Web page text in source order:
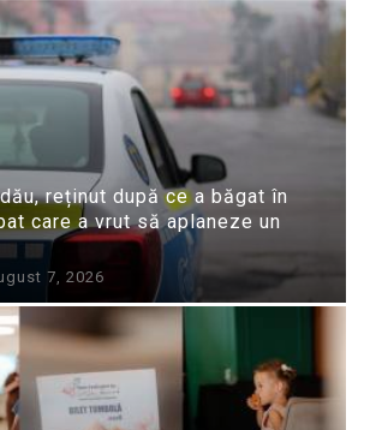
reținut după ce a băgat în
care a vrut să aplaneze un
7, 2026